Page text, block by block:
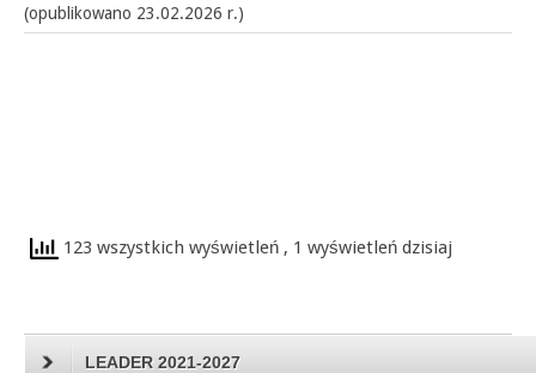
(opublikowano 23.02.2026 r.)
123 wszystkich wyświetleń , 1 wyświetleń dzisiaj
LEADER 2021-2027